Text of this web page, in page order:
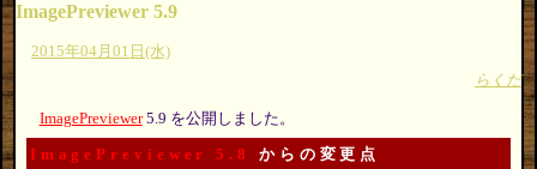
ImagePreviewer 5.9
2015年04月01日(水)
らくだ
ImagePreviewer5.9 を公開しました。
ImagePreviewer 5.8 からの変更点